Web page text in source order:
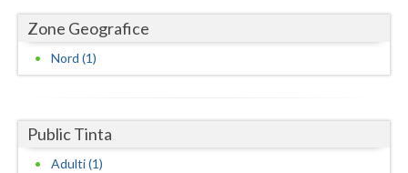
Hunedoara
Ialomita
Ilfov
Zone Geografice
Nord (1)
Public Tinta
Adulti (1)